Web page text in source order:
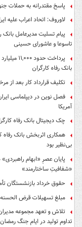
پاسخ مقتدرانه به حملات
لاوروف: اتحاد اعراب علیه
پیام تسلیت مدیرعامل بانک
تاسوعا و عاشورای حسینی
پرداخت
بانک رفاه کارگران
تکلیف قرارداد کار بعد از
آمریکا
چک دیجیتال بانک رفاه
همکاری اثربخش بانک رفاه
بی‌نظیر بود
پایان عصرِ «ابهام راهبردی»
«شفافیتِ ساختارمند»
حقوق خرداد بازنشستگان
مبلغ تسهیلات قرض الحسنه بازنشستگان به ۶۰
تلاش و تعهد مجموعه
تداوم تولید در ایام جنگ